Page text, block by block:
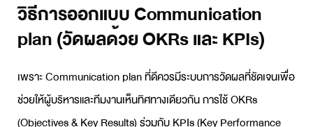
วิธีการออกแบบ Communication
plan (วัดผลด้วย OKRs และ KPIs)
เพราะCommunication planที่ดีควรมีระบบการวัดผลที่ชัดเจนเพื่อ
ช่วยให้ผู้บริหารและทีมงานเห็นทิศทางเดียวกัน การใช้ OKRs